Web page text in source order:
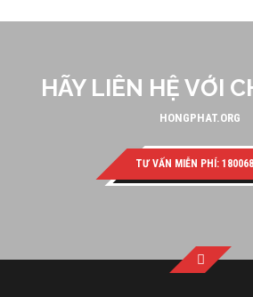
HÃY LIÊN HỆ VỚI
HONGPHAT.ORG
TƯ VẤN MIỄN PHÍ: